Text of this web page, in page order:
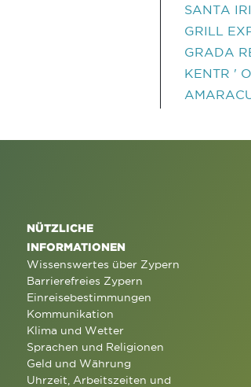
SANTA
GRILL
GRADA
KENTR '
NÜTZLICHE
INFORMATIONEN
Wissenswertes über Zypern
Barrierefreies Zypern
Einreisebestimmungen
Kommunikation
Klima und Wetter
Sprachen und Religionen
Geld und Währung
Uhrzeit, Arbeitszeiten und